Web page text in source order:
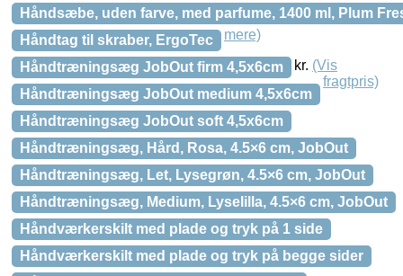
Håndsæbe, uden farve, med parfume, 1400 ml, Plum
Håndtag til skraber, ErgoTec
Håndtræningsæg JobOut firm 4,5x6cm
Håndtræningsæg JobOut medium 4,5x6cm
Håndtræningsæg JobOut soft 4,5x6cm
Håndtræningsæg, Hård, Rosa, 4.5×6 cm, JobOut
Håndtræningsæg, Let, Lysegrøn, 4.5×6 cm, JobOut
Håndtræningsæg, Medium, Lyselilla, 4.5×6 cm, JobOut
Håndværkerskilt med plade og tryk på 1 side
Håndværkerskilt med plade og tryk på begge sider
mere)
kr. (Vis
fragtpris)